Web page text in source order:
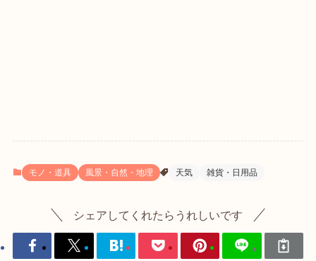
モノ・道具 風景・自然・地理 天気 雑貨・日用品
シェアしてくれたらうれしいです